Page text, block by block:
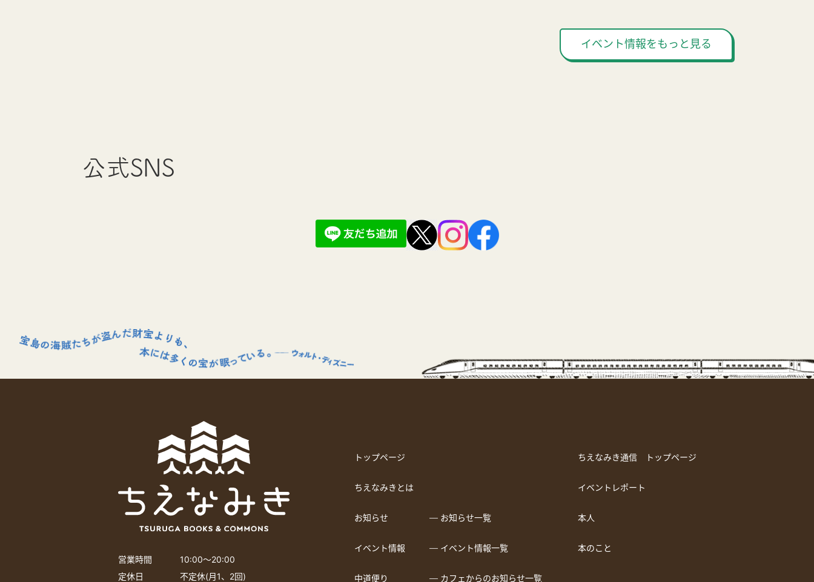
イベント情報をもっと見る
公式SNS
営業時間
10:00〜20:00
定休日
不定休(月1、2回)
トップページ
ちえなみきとは
お知らせ ― お知らせ一覧
イベント情報 ― イベント情報一覧
中道便り ― カフェからのお知らせ一覧
ちえなみき通信 トップページ
イベントレポート
本人
本のこと